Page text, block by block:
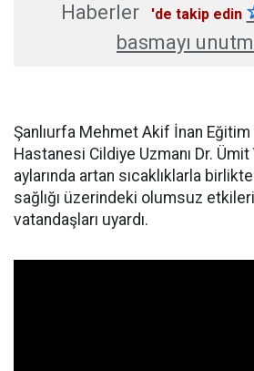
Haberler
'de takip edin
basmayı
Şanlıurfa Mehmet Akif İnan Eğitim
Hastanesi Cildiye Uzmanı Dr. Ümit
aylarında artan sıcaklıklarla birlikte
sağlığı üzerindeki olumsuz
vatandaşları uyardı.